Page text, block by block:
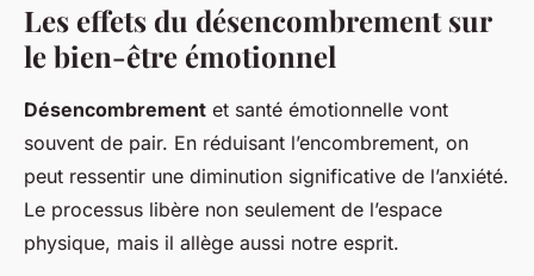
Les effets du désencombrement sur
le bien-être émotionnel
Désencombrement et santé émotionnelle vont
souvent de pair. En réduisant l’encombrement, on
peut ressentir une diminution significative de l’anxiété.
Le processus libère non seulement de l’espace
physique, mais il allège aussi notre esprit.